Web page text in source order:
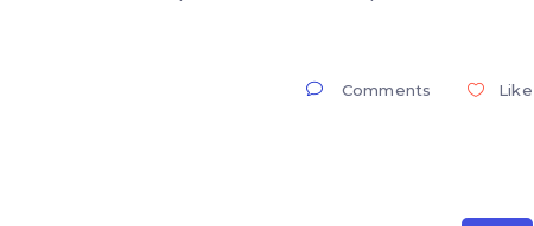
Comments Like